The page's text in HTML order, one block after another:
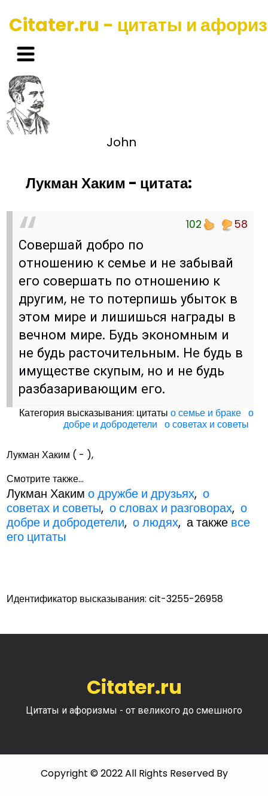
Citater.ru - цитаты и
John
Лукман Хаким - цитата:
102 58
Совершай добро по
отношению к семье и не забывай
его совершать по отношению к
другим, не то потерпишь убыток в
этом мире и лишишься награды в
вечном мире. Будь экономным и
не будь расточительным. Не будь в
имуществе скупым, но и не будь
разбазаривающим его.
Категория высказывания: цитатыо семье и браке о
добре и добродетели о советах и советы
Лукман Хаким ( - ),
Смотрите также...
Лукман Хакимо дружбе и друзьях,о
советах и советы,о словах и разговорах,о
добре и добродетели,о людях, а также все
его цитаты
Идентификатор высказывания: cit-3255-26958
Citater.ru
Цитаты и афоризмы - от великого до смешного
Copyright © 2022 All Rights Reserved By